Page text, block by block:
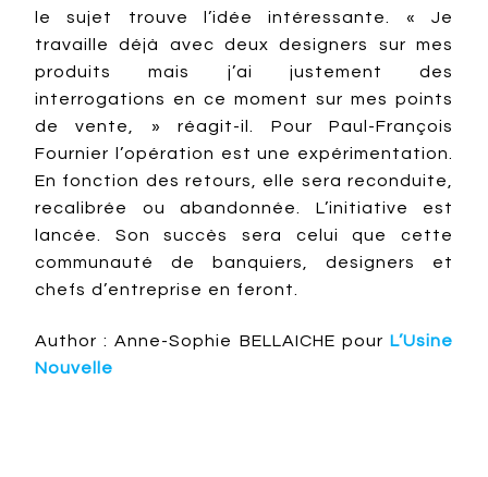
le sujet trouve l’idée intéressante. « Je
travaille déjà avec deux designers sur mes
produits mais j’ai justement des
interrogations en ce moment sur mes points
de vente, » réagit-il. Pour Paul-François
Fournier l’opération est une expérimentation.
En fonction des retours, elle sera reconduite,
recalibrée ou abandonnée. L’initiative est
lancée. Son succès sera celui que cette
communauté de banquiers, designers et
chefs d’entreprise en feront.
Author : Anne-Sophie BELLAICHE pour L’Usine
Nouvelle